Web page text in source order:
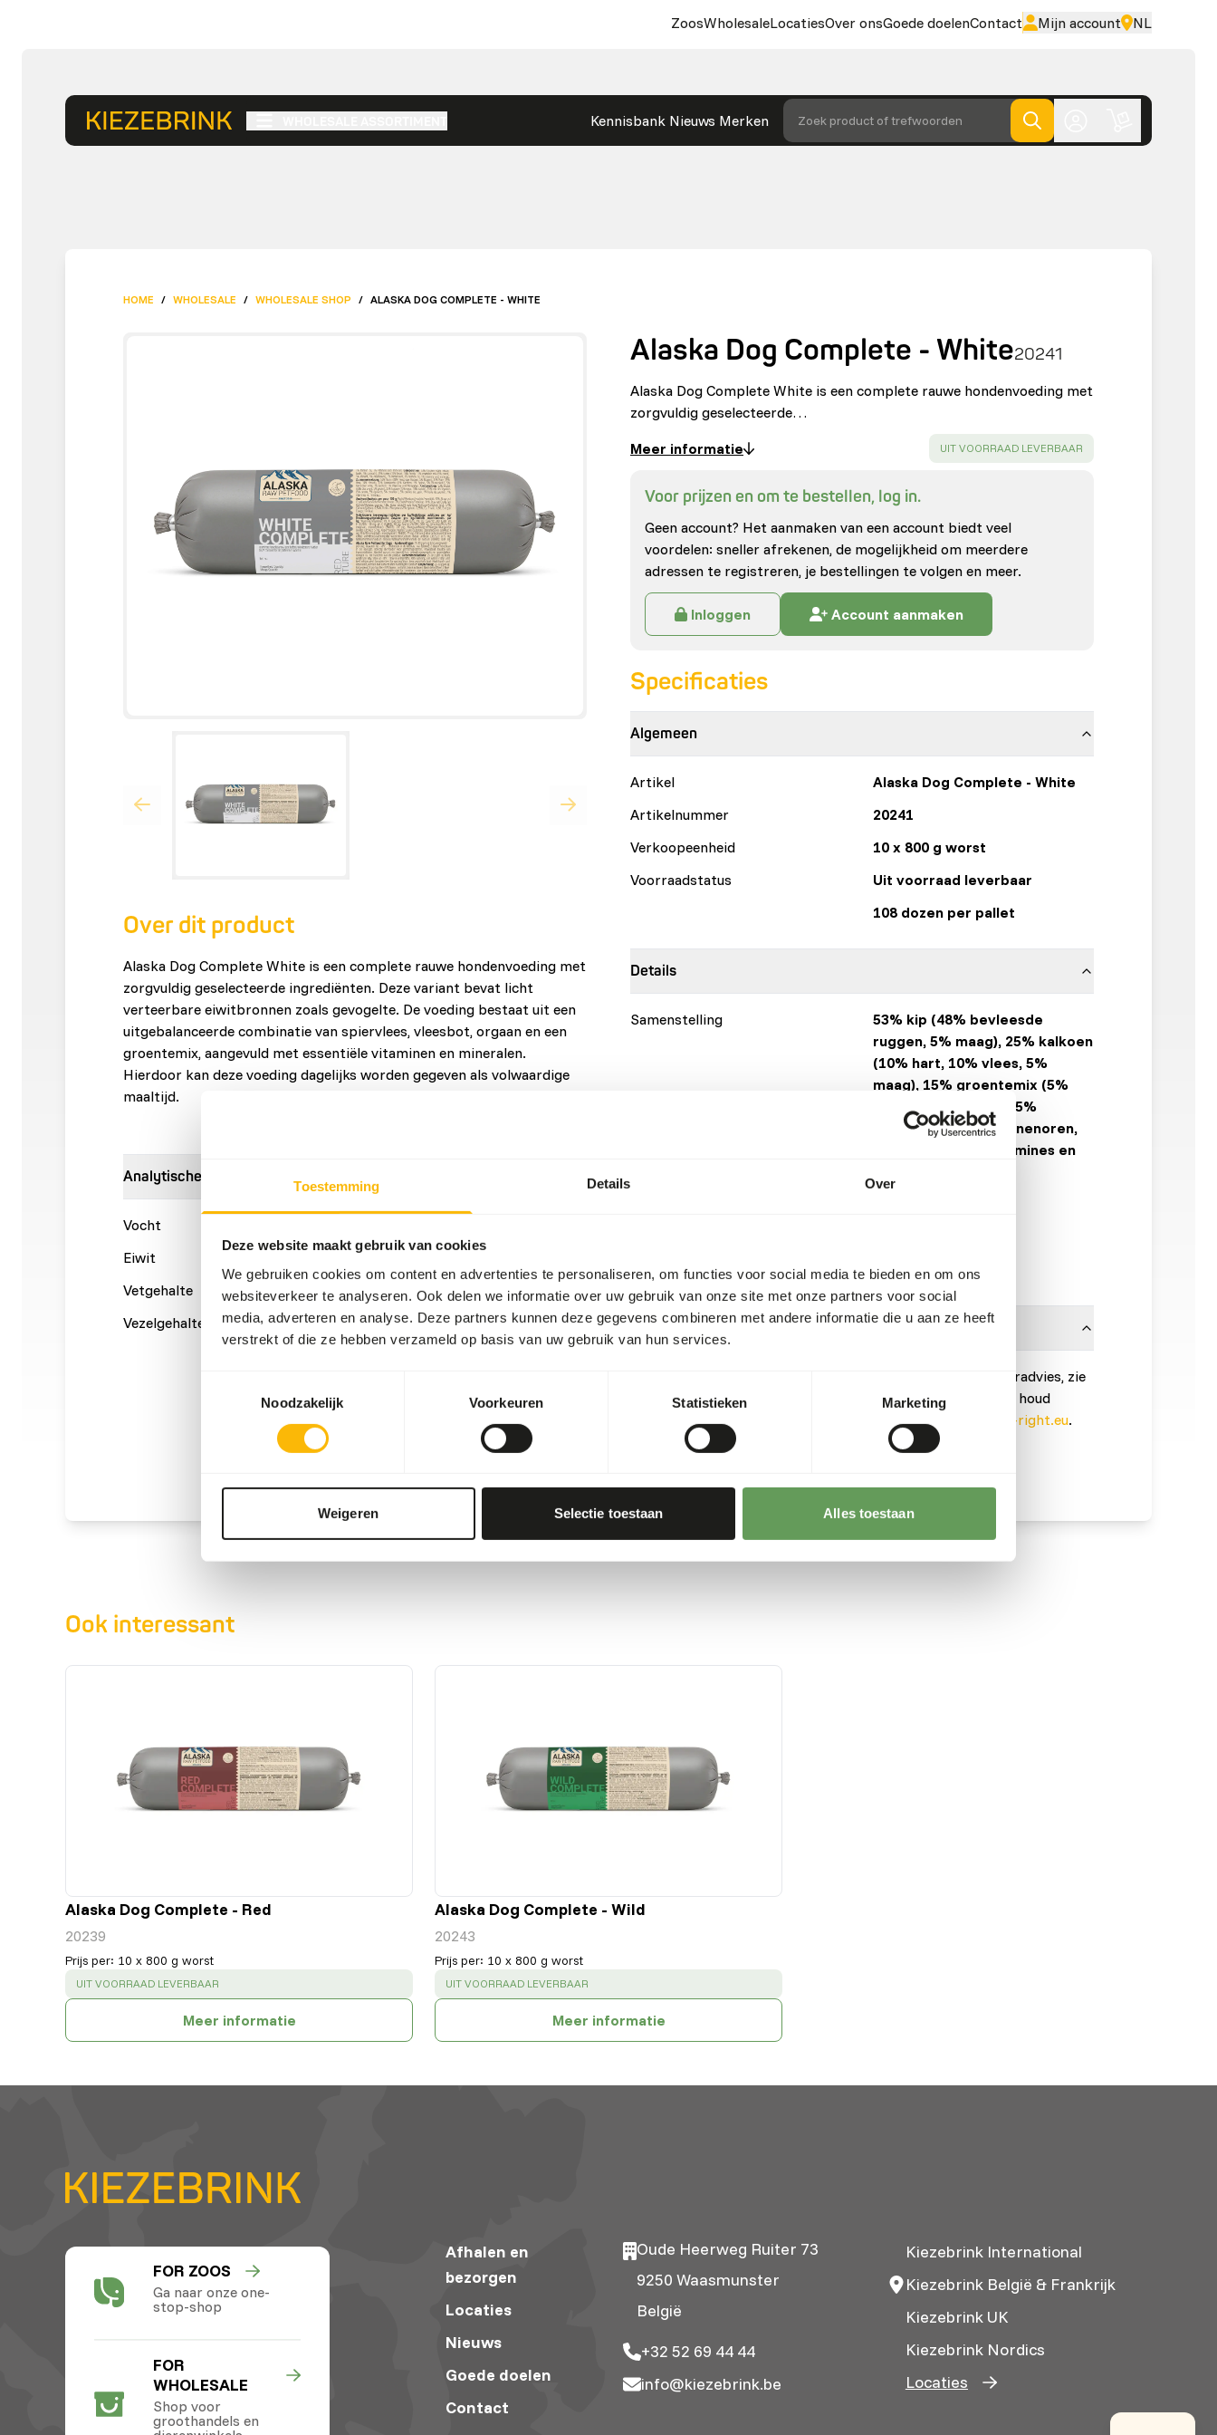
Toestemming Details Over
Deze website maakt gebruik van cookies
We gebruiken cookies om content en advertenties te personaliseren, om functies voor social media te bieden en om ons
websiteverkeer te analyseren. Ook delen we informatie over uw gebruik van onze site met onze partners voor social
media, adverteren en analyse. Deze partners kunnen deze gegevens combineren met andere informatie die u aan ze heeft
verstrekt of die ze hebben verzameld op basis van uw gebruik van hun services.
Noodzakelijk
Voorkeuren Statistieken Marketing
Weigeren Selectie toestaan Alles toestaan
ZoosWholesaleLocatiesOver onsGoede doelenContact Mijn account NL
Kennisbank Nieuws Merken Zoek product of trefwoorden
HOME / WHOLESALE / WHOLESALE SHOP / ALASKA DOG COMPLETE - WHITE
Over dit product
Alaska Dog Complete White is een complete rauwe hondenvoeding met
zorgvuldig geselecteerde ingrediënten. Deze variant bevat licht
verteerbare eiwitbronnen zoals gevogelte. De voeding bestaat uit een
uitgebalanceerde combinatie van spiervlees, vleesbot, orgaan en een
groentemix, aangevuld met essentiële vitaminen en mineralen.
Hierdoor kan deze voeding dagelijks worden gegeven als volwaardige
maaltijd.
Analytische bestanddelen
Vocht
Eiwit
Calcium
Vetgehalte
13% Fosfor
0,4%
Vezelgehalte
0,3%
Energie
(kcal/100 g)
173
Alaska Dog Complete - White20241
Alaska Dog Complete White is een complete rauwe hondenvoeding met
zorgvuldig geselecteerde…
Meer informatie
SUCCESS:
UIT VOORRAAD LEVERBAAR
Voor prijzen en om te bestellen, log in.
Geen account? Het aanmaken van een account biedt veel
voordelen: sneller afrekenen, de mogelijkheid om meerdere
adressen te registreren, je bestellingen te volgen en meer.
Inloggen Account aanmaken
Specificaties
Algemeen
Artikel
Alaska Dog Complete - White
Artikelnummer
20241
Verkoopeenheid
10 x 800 g worst
Voorraadstatus
Uit voorraad leverbaar
108 dozen per pallet
Details
Samenstelling
53% kip (48% bevleesde
ruggen, 5% maag), 25% kalkoen
(10% hart, 10% vlees, 5%
maag), 15% groentemix (5%
wortel, 5% spinazie, 5%
bloemkool), 5% konijnenoren,
1% zalmolie, 1% vitamines en
Meer informatie
Klik hier
Voedingsadvies
Let op: Variatie met eiwitbronnen is noodzakelijk. Voor voeradvies, zie
www.alaska-petfood.nl
. Dit product is een rauw diervoeder, houd
daarom de hygiënevoorschriften in acht, ziewww.feed-raw-right.eu.
Ook interessant
Alaska Dog Complete - Red
20239
Prijs per: 10 x 800 g worst
SUCCESS:
UIT VOORRAAD LEVERBAAR
Meer informatie
Alaska Dog Complete - Wild
20243
Prijs per: 10 x 800 g worst
SUCCESS:
UIT VOORRAAD LEVERBAAR
Meer informatie
FOR ZOOS
Ga naar onze one-
stop-shop
FOR
WHOLESALE
Shop voor
groothandels en
Afhalen en
bezorgen
Locaties
Nieuws
Goede doelen
Contact
Oude Heerweg Ruiter 73
9250 Waasmunster
België
+32 52 69 44 44
info@kiezebrink.be
Kiezebrink International
Kiezebrink België & Frankrijk
Kiezebrink UK
Kiezebrink Nordics
Locaties